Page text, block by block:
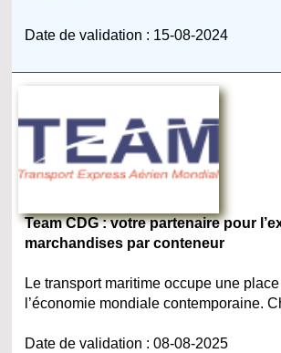
Date de validation : 15-08-2024
Team CDG : votre partenaire pour
marchandises par conteneur
Le transport maritime occupe une
l’économie mondiale contemporaine.
Date de validation : 08-08-2025